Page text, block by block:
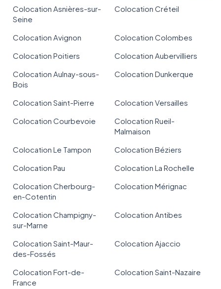
Colocation Asnières-sur-
Seine
Colocation Créteil
Colocation Avignon
Colocation Colombes
Colocation Poitiers
Colocation Aubervilliers
Colocation Aulnay-sous-
Bois
Colocation Dunkerque
Colocation Saint-Pierre
Colocation Versailles
Colocation Courbevoie
Colocation Rueil-
Malmaison
Colocation Le Tampon
Colocation Béziers
Colocation Pau
Colocation La Rochelle
Colocation Cherbourg-
en-Cotentin
Colocation Mérignac
Colocation Champigny-
sur-Marne
Colocation Antibes
Colocation Saint-Maur-
des-Fossés
Colocation Ajaccio
Colocation Fort-de-
France
Colocation Saint-Nazaire